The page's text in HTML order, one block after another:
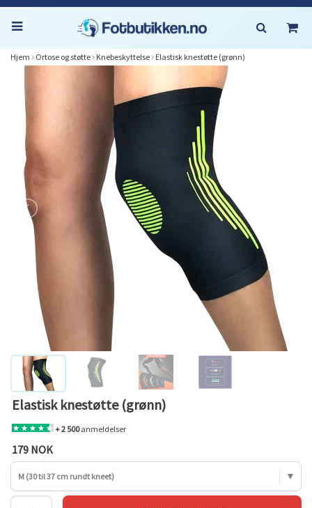
Hjem Ortose og støtte Knebeskyttelse Elastisk knestøtte (grønn)
Elastisk knestøtte (grønn)
+ 2 500anmeldelser
179 NOK
M (30 til 37 cm rundt kneet)